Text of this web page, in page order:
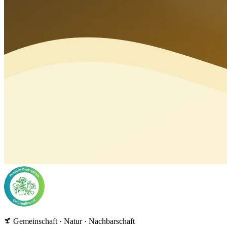
Gemeinschaft · Natur · Nachbarschaft